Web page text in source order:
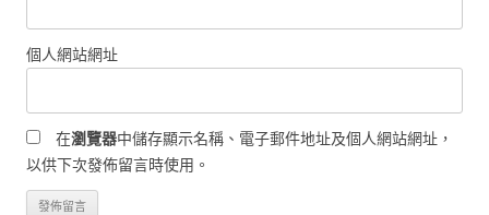
個人網站網址
在瀏覽器中儲存顯示名稱、電子郵件地址及個人網站網址，
以供下次發佈留言時使用。